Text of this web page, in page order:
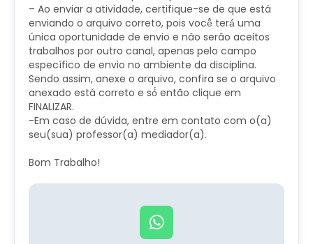
– Ao enviar a atividade, certifique-se de que está
enviando o arquivo correto, pois você̂ terá́ uma
única oportunidade de envio e não serão aceitos
trabalhos por outro canal, apenas pelo campo
específico de envio no ambiente da disciplina.
Sendo assim, anexe o arquivo, confira se o arquivo
anexado está correto e só́ então clique em
FINALIZAR.
-Em caso de dúvida, entre em contato com o(a)
seu(sua) professor(a) mediador(a).
Bom Trabalho!